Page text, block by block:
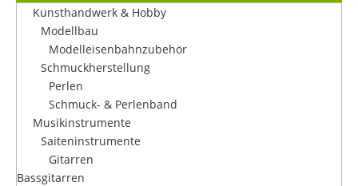
Kunsthandwerk & Hobby
Modellbau
Modelleisenbahnzubehör
Schmuckherstellung
Perlen
Schmuck- & Perlenband
Musikinstrumente
Saiteninstrumente
Gitarren
Bassgitarren